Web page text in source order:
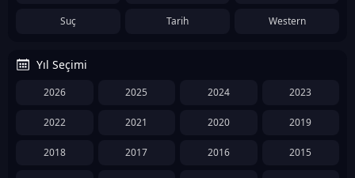
Suç Tarih Western
Yıl Seçimi
2026 2025 2024 2023
2022 2021 2020 2019
2018 2017 2016 2015